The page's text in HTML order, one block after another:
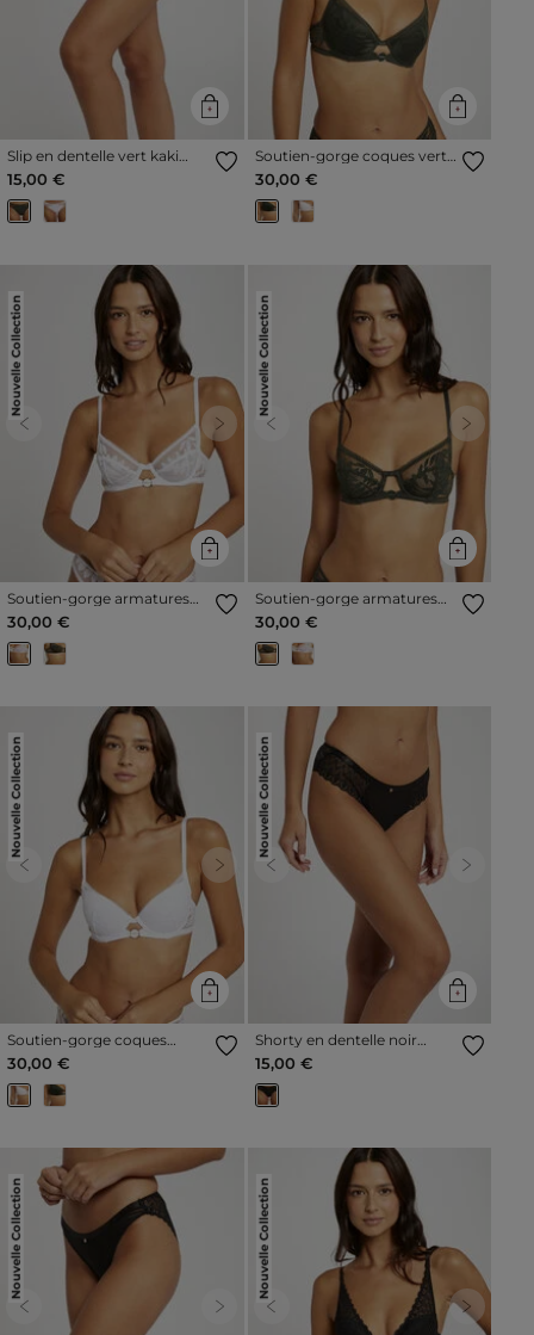
Slip en dentelle vert kaki
femme
15,00 €
Soutien-gorge coques vert
kaki femme
30,00 €
Nouvelle Collection
Previous Next
Soutien-gorge armatures
blanc femme
30,00 €
Nouvelle Collection
Previous Next
Soutien-gorge armatures
vert kaki femme
30,00 €
Nouvelle Collection
Previous Next
Soutien-gorge coques
blanc femme
30,00 €
Nouvelle Collection
Previous Next
Shorty en dentelle noir
femme
15,00 €
Nouvelle Collection
Previous Next
Nouvelle Collection
Previous Next